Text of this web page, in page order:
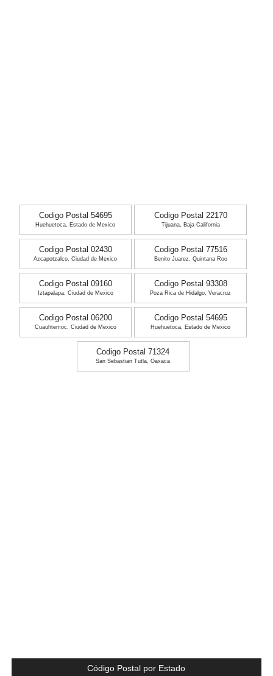
Codigo Postal 54695
Huehuetoca, Estado de Mexico
Codigo Postal 22170
Tijuana, Baja California
Codigo Postal 02430
Azcapotzalco, Ciudad de Mexico
Codigo Postal 77516
Benito Juarez, Quintana Roo
Codigo Postal 09160
Iztapalapa, Ciudad de Mexico
Codigo Postal 93308
Poza Rica de Hidalgo, Veracruz
Codigo Postal 06200
Cuauhtemoc, Ciudad de Mexico
Codigo Postal 54695
Huehuetoca, Estado de Mexico
Codigo Postal 71324
San Sebastian Tutla, Oaxaca
Código Postal por Estado